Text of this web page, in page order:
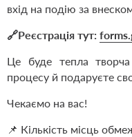
вхід на подію за
🔗Реєстрація тут:
Це буде тепла
процесу й подаруєте
Чекаємо на вас!
📌 Кількість місць